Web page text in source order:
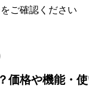
ご確認ください
価格や機能・